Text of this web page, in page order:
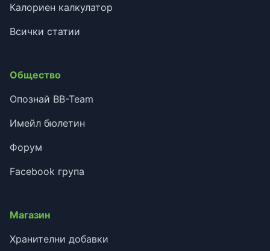
Калориен калкулатор
Всички статии
Общество
Опознай BB-Team
Имейл бюлетин
Форум
Facebook група
Магазин
Хранителни добавки